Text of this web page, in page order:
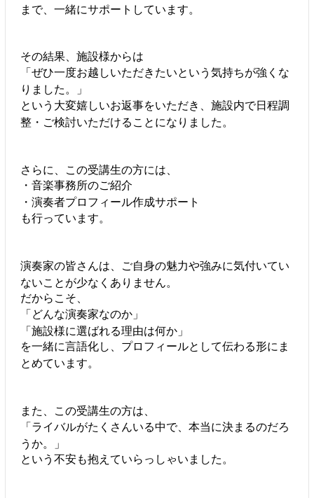
まで、一緒にサポートしています。
その結果、施設様からは
「ぜひ一度お越しいただきたいという気持ちが強くな
りました。」
という大変嬉しいお返事をいただき、施設内で日程調
整・ご検討いただけることになりました。
さらに、この受講生の方には、
・音楽事務所のご紹介
・演奏者プロフィール作成サポート
も行っています。
演奏家の皆さんは、ご自身の魅力や強みに気付いてい
ないことが少なくありません。
だからこそ、
「どんな演奏家なのか」
「施設様に選ばれる理由は何か」
を一緒に言語化し、プロフィールとして伝わる形にま
とめています。
また、この受講生の方は、
「ライバルがたくさんいる中で、本当に決まるのだろ
うか。」
という不安も抱えていらっしゃいました。